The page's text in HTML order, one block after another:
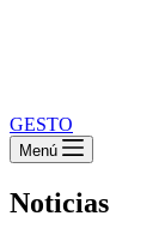
GESTO
Menú
Noticias